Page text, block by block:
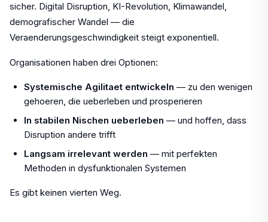
sicher. Digital Disruption, KI-Revolution, Klimawandel,
demografischer Wandel — die
Veraenderungsgeschwindigkeit steigt exponentiell.
Organisationen haben drei Optionen:
Systemische Agilitaet entwickeln — zu den wenigen
gehoeren, die ueberleben und prosperieren
In stabilen Nischen ueberleben — und hoffen, dass
Disruption andere trifft
Langsam irrelevant werden — mit perfekten
Methoden in dysfunktionalen Systemen
Es gibt keinen vierten Weg.